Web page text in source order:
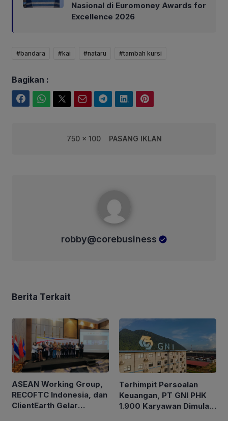
Nasional di Euromoney Awards for
Excellence 2026
#bandara #kai #nataru #tambah kursi
Bagikan :
750 x 100 PASANG IKLAN
robby@corebusiness
Berita Terkait
ASEAN Working Group,
RECOFTC Indonesia, dan
ClientEarth Gelar
Terhimpit Persoalan
Keuangan, PT GNI PHK
1.900 Karyawan Dimulai